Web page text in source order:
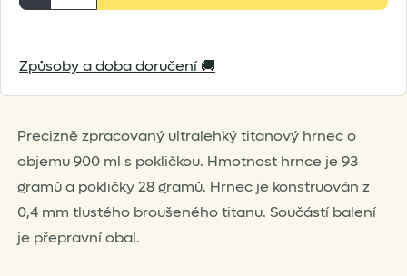
Precizně zpracovaný ultralehký titanový hrnec o
objemu 900 ml s pokličkou. Hmotnost hrnce je 93
gramů a pokličky 28 gramů. Hrnec je konstruován z
0,4 mm tlustého broušeného titanu. Součástí balení
je přepravní obal.
Keith
Mug
ml
množství
Způsoby a doba doručení 🚚